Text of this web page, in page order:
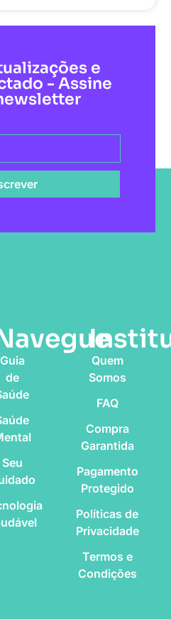
e
- Assine
Guia
de
Seu
Quem
Somos
FAQ
Compra
Garantida
Pagamento
Protegido
Políticas de
Privacidade
Termos e
Condições